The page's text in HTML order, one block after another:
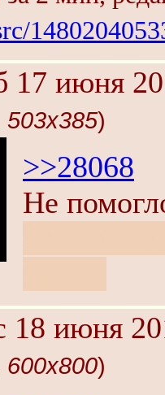
17 июня
503x385)
>>28068
Не
18 июня
600x800)